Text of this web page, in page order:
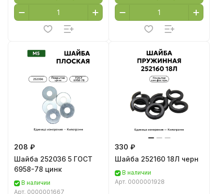
208 ₽
Шайба 252036 5 ГОСТ
6958-78 цинк
В наличии
Арт. 0000001667
330 ₽
Шайба 252160 18Л черн
В наличии
Арт. 0000001928